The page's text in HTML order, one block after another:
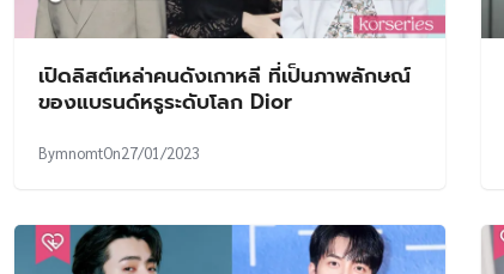
เปิดลิสต์เหล่าคนดังเกาหลี ที่เป็นภาพลักษณ์
ของแบรนด์หรูระดับโลก Dior
BymnomtOn27/01/2023